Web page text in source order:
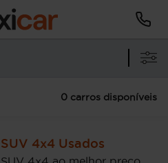
0 carros disponíveis
4x4 Usados